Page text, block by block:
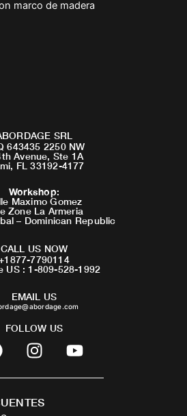
marco de madera
SRL
643435 2250 NW
Avenue, Ste 1A
FL 33192-4177
Workshop:
Maximo Gomez
Zone La Armeria
– Dominican Republic
CALL US NOW
7790114
US : 1-809-528-1992
EMAIL US
FOLLOW US
I
n
s
a
Y
o
u